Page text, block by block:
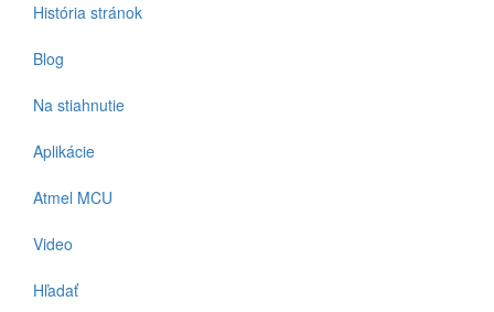
História stránok
Blog
Na stiahnutie
Aplikácie
Atmel MCU
Video
Hľadať